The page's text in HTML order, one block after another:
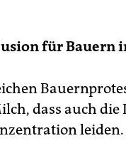
für Bauern
dass auch
leiden.